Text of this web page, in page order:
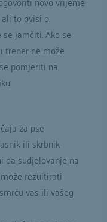
to ovisi o
jamčiti. Ako se
trener ne može
pomjeriti na
za pse
ili skrbnik
da sudjelovanje na
rezultirati
vas ili vašeg